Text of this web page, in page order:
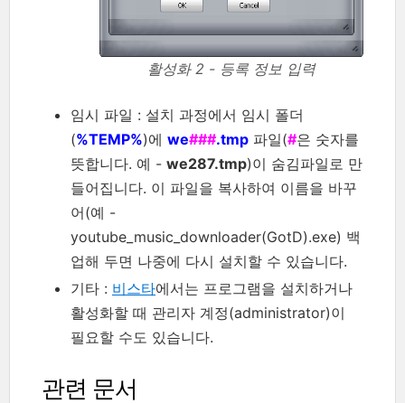
활성화 2 - 등록 정보 입력
임시 파일 : 설치 과정에서 임시 폴더
(%TEMP%)에 we###.tmp 파일(#은 숫자를
뜻합니다. 예 - we287.tmp)이 숨김파일로 만
들어집니다. 이 파일을 복사하여 이름을 바꾸
어(예 -
youtube_music_downloader(GotD).exe) 백
업해 두면 나중에 다시 설치할 수 있습니다.
기타 : 비스타에서는 프로그램을 설치하거나
활성화할 때 관리자 계정(administrator)이
필요할 수도 있습니다.
관련 문서